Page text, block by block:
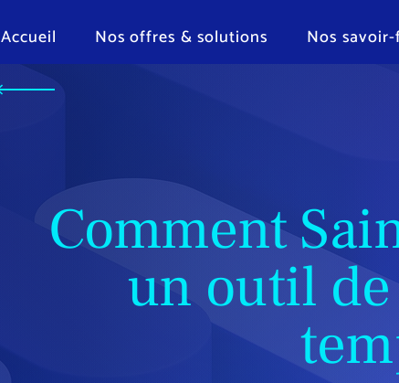
Accueil Nos offres & solutions Nos
Comment
un outil